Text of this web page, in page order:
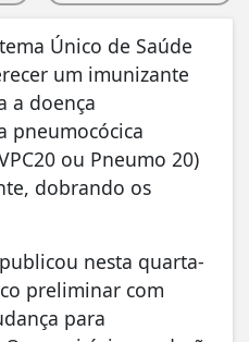
Único de Saúde
um imunizante
a doença
pneumocócica
ou Pneumo 20)
dobrando os
nesta quarta-
preliminar com
para